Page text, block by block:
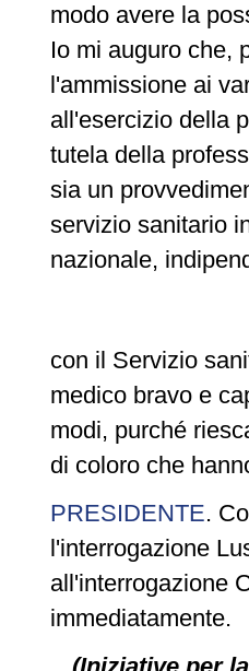
modo avere la
Io mi auguro che,
l'ammissione ai
all'esercizio della
tutela della
sia un
servizio sanitario
nazionale,
con il Servizio
medico bravo e
modi, purché
di coloro che
PRESIDENTE.
l'interrogazione
all'interrogazione
immediatamente.